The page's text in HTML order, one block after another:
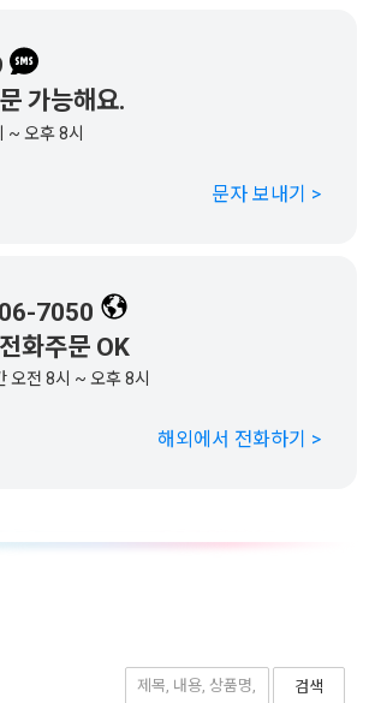
가능해요.
~ 오후 8시
문자 보내기 >
7050
화주문 OK
오전 8시 ~ 오후 8시
해외에서 전화하기 >